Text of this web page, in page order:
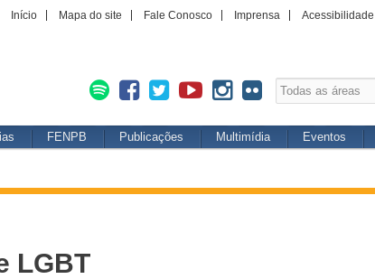
Início Mapa do site Fale Conosco Imprensa Acessibilidade
FENPB Publicações Multimídia Eventos
LGBT